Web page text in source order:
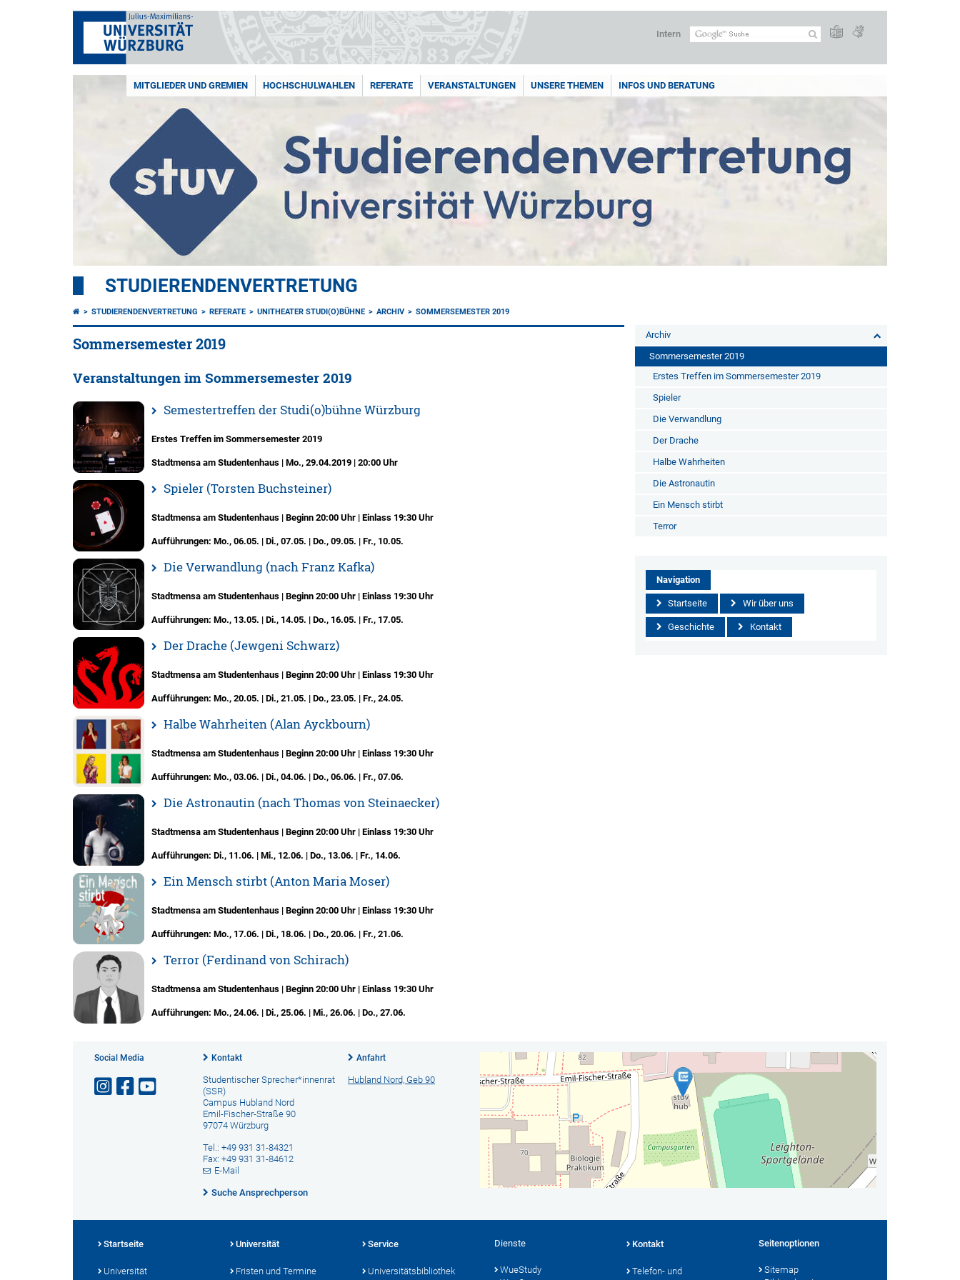
Intern
MITGLIEDER UND GREMIEN HOCHSCHULWAHLEN REFERATE VERANSTALTUNGEN UNSERE THEMEN INFOS UND BERATUNG
STUDIERENDENVERTRETUNG
STUDIERENDENVERTRETUNG REFERATE UNITHEATER STUDI(O)BÜHNE ARCHIV SOMMERSEMESTER 2019
Sommersemester 2019
Veranstaltungen im Sommersemester 2019
Semestertreffen der Studi(o)bühne Würzburg
Erstes Treffen im Sommersemester 2019
Stadtmensa am Studentenhaus | Mo., 29.04.2019 | 20:00 Uhr
Spieler (Torsten Buchsteiner)
Stadtmensa am Studentenhaus | Beginn 20:00 Uhr | Einlass 19:30 Uhr
Aufführungen: Mo., 06.05. | Di., 07.05. | Do., 09.05. | Fr., 10.05.
Die Verwandlung (nach Franz Kafka)
Stadtmensa am Studentenhaus | Beginn 20:00 Uhr | Einlass 19:30 Uhr
Aufführungen: Mo., 13.05. | Di., 14.05. | Do., 16.05. | Fr., 17.05.
Der Drache (Jewgeni Schwarz)
Stadtmensa am Studentenhaus | Beginn 20:00 Uhr | Einlass 19:30 Uhr
Aufführungen: Mo., 20.05. | Di., 21.05. | Do., 23.05. | Fr., 24.05.
Halbe Wahrheiten (Alan Ayckbourn)
Stadtmensa am Studentenhaus | Beginn 20:00 Uhr | Einlass 19:30 Uhr
Aufführungen: Mo., 03.06. | Di., 04.06. | Do., 06.06. | Fr., 07.06.
Die Astronautin (nach Thomas von Steinaecker)
Stadtmensa am Studentenhaus | Beginn 20:00 Uhr | Einlass 19:30 Uhr
Aufführungen: Di., 11.06. | Mi., 12.06. | Do., 13.06. | Fr., 14.06.
Ein Mensch stirbt (Anton Maria Moser)
Stadtmensa am Studentenhaus | Beginn 20:00 Uhr | Einlass 19:30 Uhr
Aufführungen: Mo., 17.06. | Di., 18.06. | Do., 20.06. | Fr., 21.06.
Terror (Ferdinand von Schirach)
Stadtmensa am Studentenhaus | Beginn 20:00 Uhr | Einlass 19:30 Uhr
Aufführungen: Mo., 24.06. | Di., 25.06. | Mi., 26.06. | Do., 27.06.
Archiv
Sommersemester 2019
Erstes Treffen im Sommersemester 2019
Spieler
Die Verwandlung
Der Drache
Halbe Wahrheiten
Die Astronautin
Ein Mensch stirbt
Terror
Navigation
Startseite Wir über uns
Geschichte Kontakt
Social Media Kontakt
Studentischer Sprecher*innenrat
(SSR)
Campus Hubland Nord
Emil-Fischer-Straße 90
97074 Würzburg
Tel.: +49 931 31-84321
Fax: +49 931 31-84612
E-Mail
Suche Ansprechperson
Anfahrt
Hubland Nord, Geb 90
Startseite
Universität
Universität
Fristen und Termine
Service
Universitätsbibliothek
Dienste
WueStudy
Kontakt
Telefon- und
Seitenoptionen
Sitemap